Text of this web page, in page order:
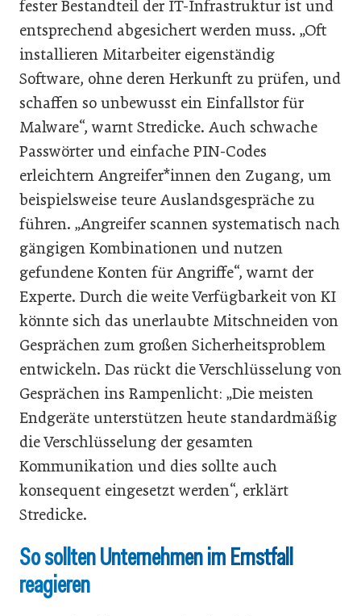
fester Bestandteil der IT-Infrastruktur ist und
entsprechend abgesichert werden muss. „Oft
installieren Mitarbeiter eigenständig
Software, ohne deren Herkunft zu prüfen, und
schaffen so unbewusst ein Einfallstor für
Malware“, warnt Stredicke. Auch schwache
Passwörter und einfache PIN-Codes
erleichtern Angreifer*innen den Zugang, um
beispielsweise teure Auslandsgespräche zu
führen. „Angreifer scannen systematisch nach
gängigen Kombinationen und nutzen
gefundene Konten für Angriffe“, warnt der
Experte. Durch die weite Verfügbarkeit von KI
könnte sich das unerlaubte Mitschneiden von
Gesprächen zum großen Sicherheitsproblem
entwickeln. Das rückt die Verschlüsselung von
Gesprächen ins Rampenlicht: „Die meisten
Endgeräte unterstützen heute standardmäßig
die Verschlüsselung der gesamten
Kommunikation und dies sollte auch
konsequent eingesetzt werden“, erklärt
Stredicke.
So sollten Unternehmen im Ernstfall
reagieren